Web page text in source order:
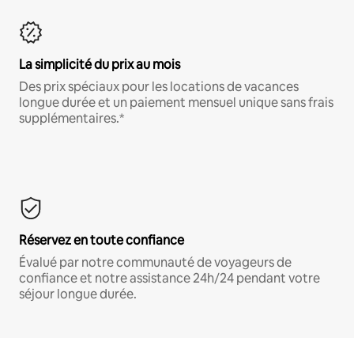
La simplicité du prix au mois
Des prix spéciaux pour les locations de vacances
longue durée et un paiement mensuel unique sans frais
supplémentaires.*
Réservez en toute confiance
Évalué par notre communauté de voyageurs de
confiance et notre assistance 24h/24 pendant votre
séjour longue durée.